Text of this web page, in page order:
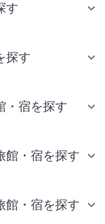
す
探す
・宿を探す
館・宿を探す
館・宿を探す